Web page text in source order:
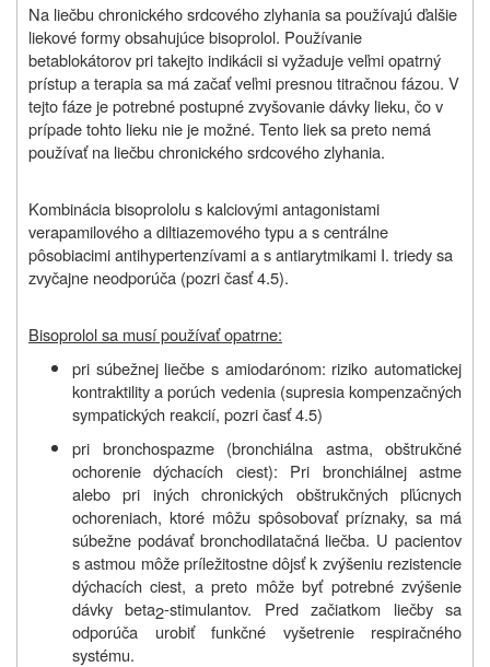
Na liečbu chronického srdcového zlyhania sa používajú ďalšie
liekové formy obsahujúce bisoprolol. Používanie
betablokátorov pri takejto indikácii si vyžaduje veľmi opatrný
prístup a terapia sa má začať veľmi presnou titračnou fázou. V
tejto fáze je potrebné postupné zvyšovanie dávky lieku, čo v
prípade tohto lieku nie je možné. Tento liek sa preto nemá
používať na liečbu chronického srdcového zlyhania.
Kombinácia bisoprololu s kalciovými antagonistami
verapamilového a diltiazemového typu a s centrálne
pôsobiacimi antihypertenzívami a s antiarytmikami I. triedy sa
zvyčajne neodporúča (pozri časť 4.5).
Bisoprolol sa musí používať opatrne:
pri súbežnej liečbe s amiodarónom: riziko automatickej
kontraktility a porúch vedenia (supresia kompenzačných
sympatických reakcií, pozri časť 4.5)
pri bronchospazme (bronchiálna astma, obštrukčné
ochorenie dýchacích ciest): Pri bronchiálnej astme
alebo pri iných chronických obštrukčných pľúcnych
ochoreniach, ktoré môžu spôsobovať príznaky, sa má
súbežne podávať bronchodilatačná liečba. U pacientov
s astmou môže príležitostne dôjsť k zvýšeniu rezistencie
dýchacích ciest, a preto môže byť potrebné zvýšenie
dávky beta2‑stimulantov. Pred začiatkom liečby sa
odporúča urobiť funkčné vyšetrenie respiračného
systému.